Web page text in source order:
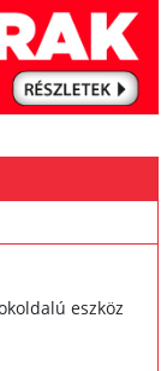
eszköz